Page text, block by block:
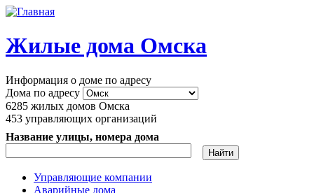
Перейти к основному содержанию
Жилые дома Омска
Информация о доме по адресу
Дома по адресу
6285 жилых домов Омска
453 управляющих организаций
Название улицы, номера дома
Управляющие компании
Аварийные дома